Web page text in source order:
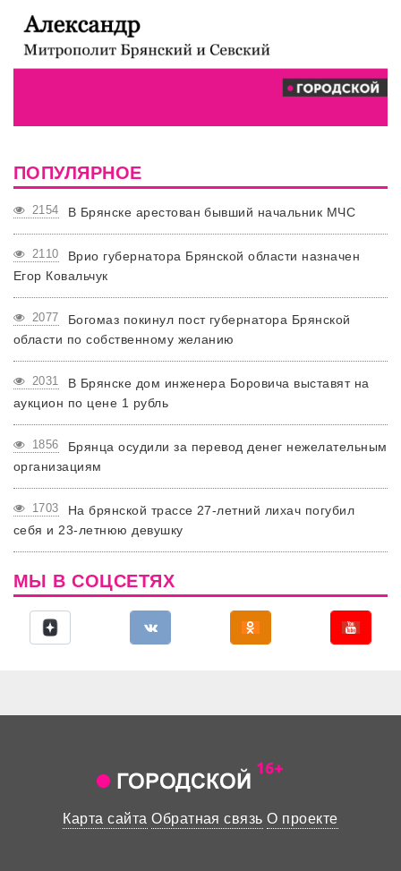
ПОПУЛЯРНОЕ
2154 В Брянске арестован бывший начальник МЧС
2110
Врио губернатора Брянской области назначен
Егор Ковальчук
2077
Богомаз покинул пост губернатора Брянской
области по собственному желанию
2031
В Брянске дом инженера Боровича выставят на
аукцион по цене 1 рубль
1856
Брянца осудили за перевод денег нежелательным
организациям
1703
На брянской трассе 27-летний лихач погубил
себя и 23-летнюю девушку
МЫ В СОЦСЕТЯХ
Карта сайта Обратная связь О проекте